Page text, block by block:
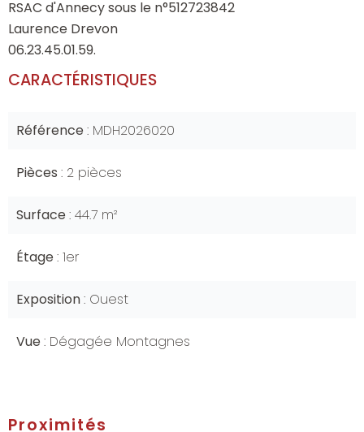
RSAC d'Annecy sous le n°512723842
Laurence Drevon
06.23.45.01.59.
CARACTÉRISTIQUES
Référence MDH2026020
Pièces 2 pièces
Surface 44.7 m²
Étage 1er
Exposition Ouest
Vue Dégagée Montagnes
Proximités